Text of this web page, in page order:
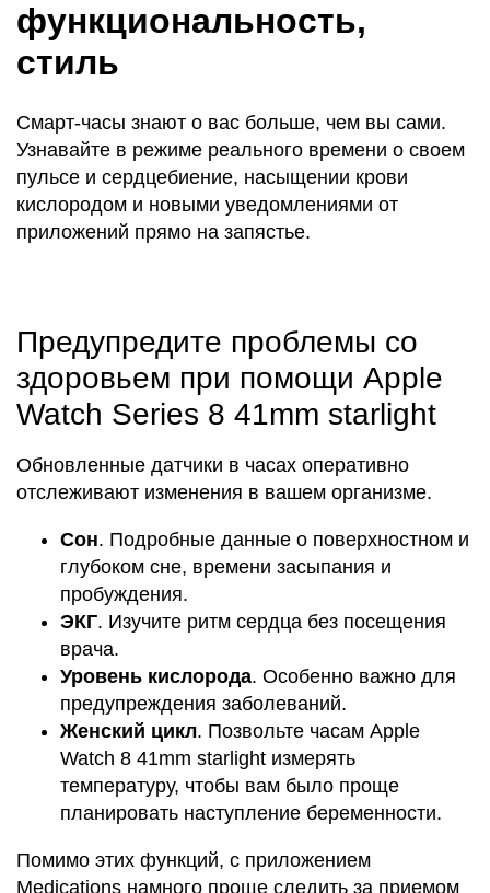
функциональность,
стиль
Смарт-часы знают о вас больше, чем вы сами.
Узнавайте в режиме реального времени о своем
пульсе и сердцебиение, насыщении крови
кислородом и новыми уведомлениями от
приложений прямо на запястье.
Предупредите проблемы со
здоровьем при помощи Apple
Watch Series 8 41mm starlight
Обновленные датчики в часах оперативно
отслеживают изменения в вашем организме.
Сон. Подробные данные о поверхностном и
глубоком сне, времени засыпания и
пробуждения.
ЭКГ. Изучите ритм сердца без посещения
врача.
Уровень кислорода. Особенно важно для
предупреждения заболеваний.
Женский цикл. Позвольте часам Apple
Watch 8 41mm starlight измерять
температуру, чтобы вам было проще
планировать наступление беременности.
Помимо этих функций, с приложением
Medications намного проще следить за приемом